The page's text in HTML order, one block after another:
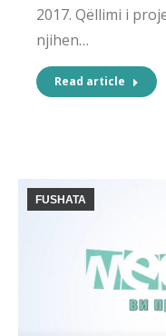
2017. Qëllimi i
njihen…
Read article
FUSHATA